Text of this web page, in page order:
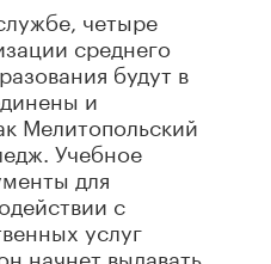
четыре
среднего
будут в
и
Мелитопольский
Учебное
для
с
услуг
начнет выдавать